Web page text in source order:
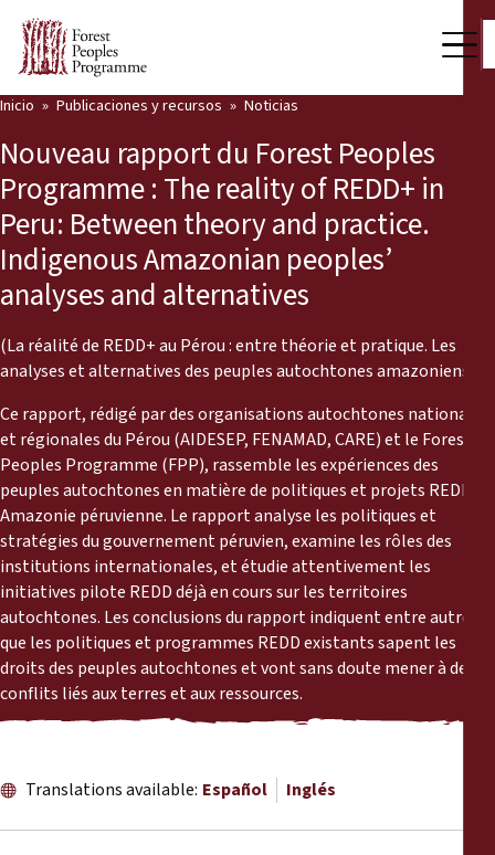
Quiénes somos
Sala de prensa
Apóyenos
Nuestro trabajo
Voces comunitarias
Socios y Países
Últimas noticias
Publicaciones y recursos
Noticias
Informes
Comunicados de prensa
Materiales de capacitación
Documentos informativos
Inicio Publicaciones y recursos Noticias
Nouveau rapport du Forest Peoples
Programme : The reality of REDD+ in
Peru: Between theory and practice.
Indigenous Amazonian peoples’
analyses and alternatives
(La réalité de REDD+ au Pérou : entre théorie et pratique. Les
analyses et alternatives des peuples autochtones amazoniens)
Ce rapport, rédigé par des organisations autochtones nationales
et régionales du Pérou (AIDESEP, FENAMAD, CARE) et le Forest
Peoples Programme (FPP), rassemble les expériences des
peuples autochtones en matière de politiques et projets REDD en
Amazonie péruvienne. Le rapport analyse les politiques et
stratégies du gouvernement péruvien, examine les rôles des
institutions internationales, et étudie attentivement les
initiatives pilote REDD déjà en cours sur les territoires
autochtones. Les conclusions du rapport indiquent entre autres
que les politiques et programmes REDD existants sapent les
droits des peuples autochtones et vont sans doute mener à des
conflits liés aux terres et aux ressources.
Translations available: Español Inglés